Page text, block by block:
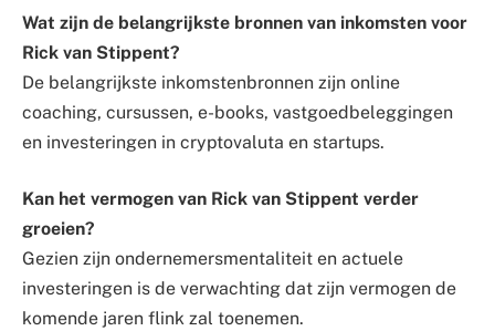
Wat zijn de belangrijkste bronnen van inkomsten voor
Rick van Stippent?
De belangrijkste inkomstenbronnen zijn online
coaching, cursussen, e-books, vastgoedbeleggingen
en investeringen in cryptovaluta en startups.
Kan het vermogen van Rick van Stippent verder
groeien?
Gezien zijn ondernemersmentaliteit en actuele
investeringen is de verwachting dat zijn vermogen de
komende jaren flink zal toenemen.